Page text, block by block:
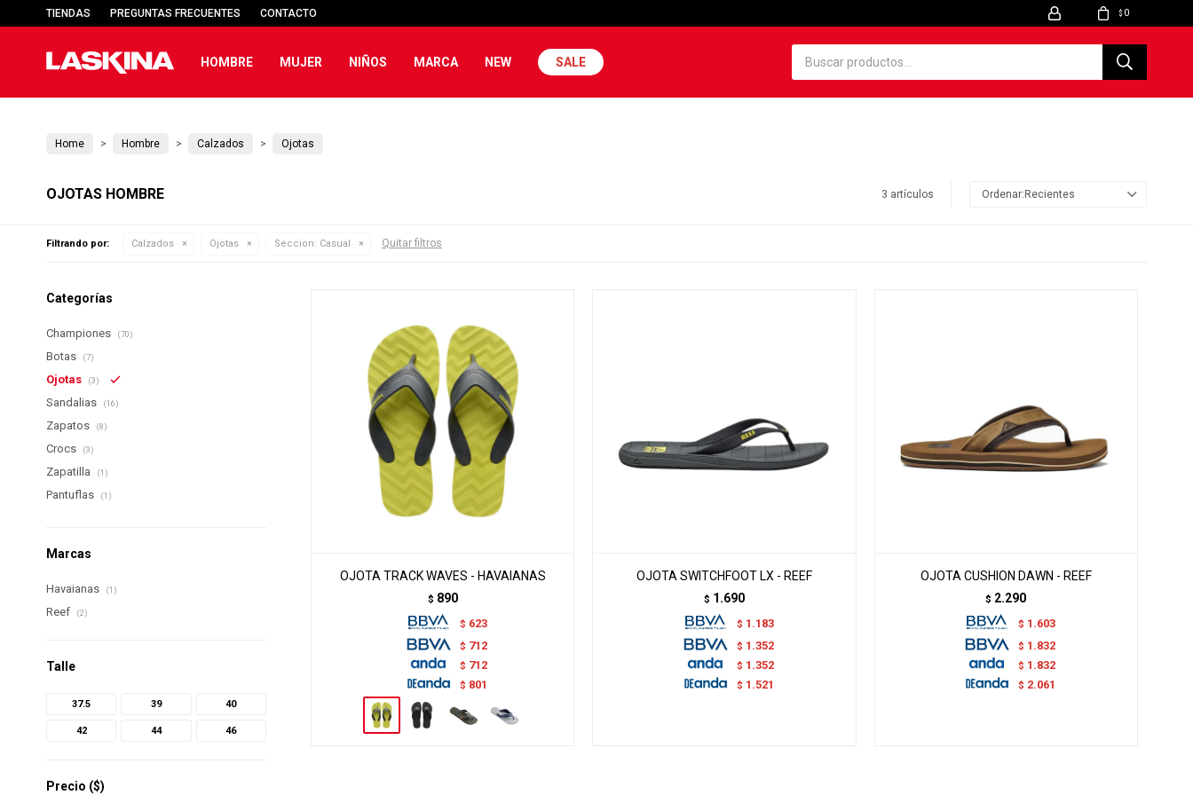
HOMBRE MUJER NIÑOS MARCA NEW SALE
$ 0
TIENDAS PREGUNTAS FRECUENTES CONTACTO
Home Hombre Calzados Ojotas
OJOTAS HOMBRE 3 artículos Recientes
Filtrando por: Calzados Ojotas Seccion: Casual Quitar filtros
OJOTA TRACK WAVES - HAVAIANAS
$ 890
$ 623
$ 712
$ 712
$ 801
OJOTA SWITCHFOOT LX - REEF
$ 1.690
$ 1.183
$ 1.352
$ 1.352
$ 1.521
OJOTA CUSHION DAWN - REEF
$ 2.290
$ 1.603
$ 1.832
$ 1.832
$ 2.061
Categorías
Championes (70)
Botas (7)
Ojotas (3)
Sandalias (16)
Zapatos (8)
Crocs (3)
Zapatilla (1)
Pantuflas (1)
Marcas
Havaianas (1)
Reef (2)
Talle
37.5 39 40
42 44 46
Precio ($)